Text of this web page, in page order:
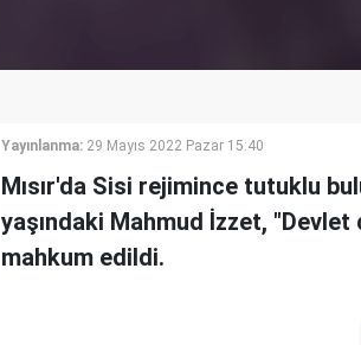
Yayınlanma: 29 Mayıs 2022 Pazar 15:40
Mısır'da Sisi rejimince tutuklu
yaşındaki Mahmud İzzet, "Devlet
mahkum edildi.